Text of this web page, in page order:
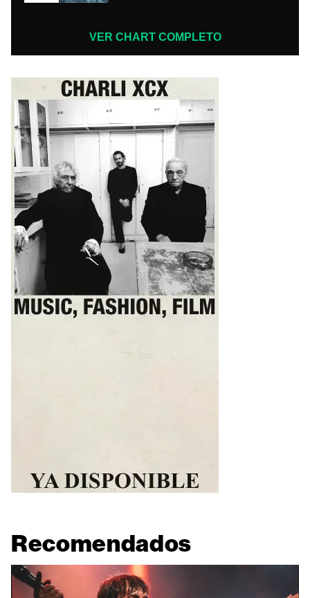
VER CHART COMPLETO
Recomendados